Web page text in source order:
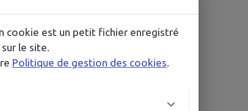
cookie est un petit fichier enregistré
le site.
Politique de gestion des cookies.